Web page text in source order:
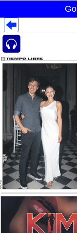
Despliegues
Despliegues
Despliegues